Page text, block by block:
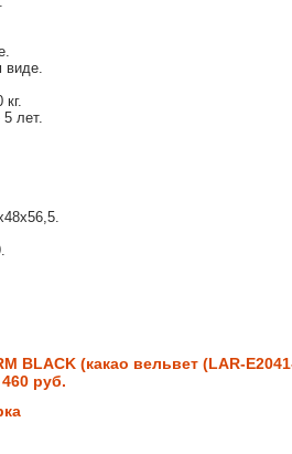
виде.
лет.
BLACK (какао вельвет (LAR-
руб.